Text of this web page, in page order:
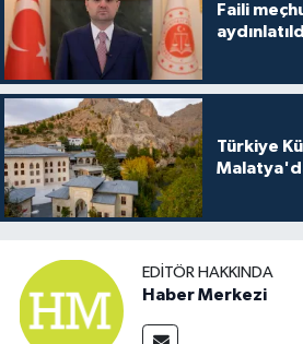
Faili
Türkiye
EDITÖR HAKKINDA
Haber Merkezi